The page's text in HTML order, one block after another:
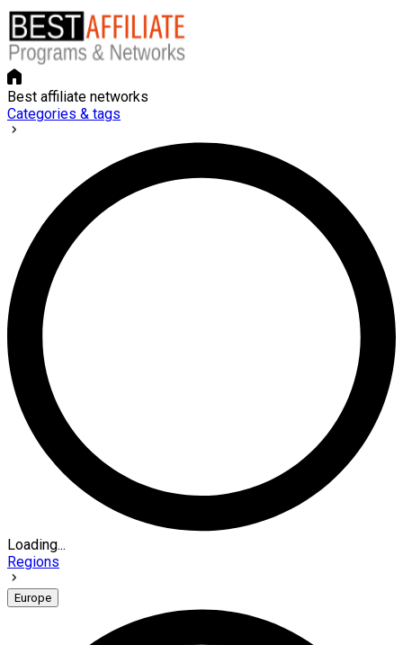
Best affiliate networks
Categories & tags
Loading...
Regions
Europe